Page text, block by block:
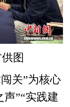
图
关”为核心
声”“实践建